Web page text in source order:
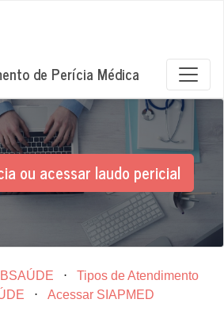
de Perícia Médica
ou acessar laudo pericial
⋅
Tipos de Atendimento
⋅ Acessar SIAPMED